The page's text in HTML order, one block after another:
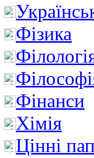
Фізика
Фінанси
Хімія
Цінні